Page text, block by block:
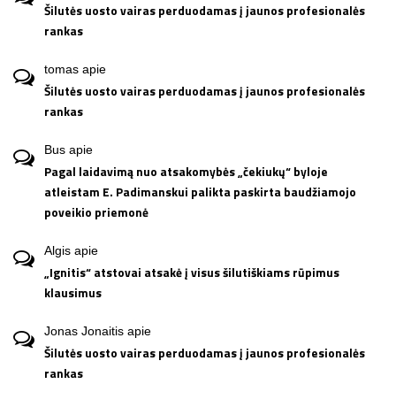
Šilutės uosto vairas perduodamas į jaunos profesionalės
rankas
tomas apie
Šilutės uosto vairas perduodamas į jaunos profesionalės
rankas
Bus apie
Pagal laidavimą nuo atsakomybės „čekiukų“ byloje
atleistam E. Padimanskui palikta paskirta baudžiamojo
poveikio priemonė
Algis apie
„Ignitis“ atstovai atsakė į visus šilutiškiams rūpimus
klausimus
Jonas Jonaitis apie
Šilutės uosto vairas perduodamas į jaunos profesionalės
rankas